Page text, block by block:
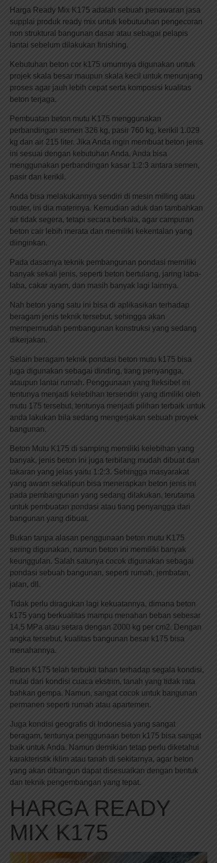
Harga Ready Mix K175 adalah sebuah penawaran jasa
supplai produk ready mix untuk kebutuuhan pengecoran
non struktural bangunan dasar atau sebagai pelapis
lantai sebelum dilakukan finishing.
Kebutuhan beton cor k175 umumnya digunakan untuk
projek skala besar maupun skala kecil untuk menunjang
proses agar jauh lebih cepat serta komposisi kualitas
beton terjaga.
Pembuatan beton mutu K175 menggunakan
perbandingan semen 326 kg, pasir 760 kg, kerikil 1.029
kg dan air 215 liter. Jika Anda ingin membuat beton jenis
ini sesuai dengan kebutuhan Anda, Anda bisa
menggunakan perbandingan kasar 1:2:3 antara semen,
pasir dan kerikil.
Anda bisa melakukannya sendiri di mesin milling atau
router, ini dia materinya. Kemudian aduk dan tambahkan
air tidak segera, tetapi secara berkala, agar campuran
beton cair lebih merata dan memiliki kekentalan yang
diinginkan.
Pada dasarnya teknik pembangunan pondasi memiliki
banyak sekali jenis, seperti beton bertulang, jaring laba-
laba, cakar ayam, dan masih banyak lagi lainnya.
Nah beton yang satu ini bisa di aplikasikan terhadap
beragam jenis teknik tersebut, sehingga akan
mempermudah pembangunan konstruksi yang sedang
dikerjakan.
Selain beragam teknik pondasi beton mutu k175 bisa
juga digunakan sebagai dinding, tiang penyangga,
ataupun lantai rumah. Penggunaan yang fleksibel ini
tentunya menjadi kelebihan tersendiri yang dimiliki oleh
mutu 175 tersebut, tentunya menjadi pilihan terbaik untuk
anda lakukan bila sedang mengerjakan sebuah proyek
bangunan.
Beton Mutu K175 di samping memiliki kelebihan yang
banyak, jenis beton ini juga terbilang mudah dibuat dan
takaran yang jelas yaitu 1:2:3. Sehingga masyarakat
yang awam sekalipun bisa menerapkan beton jenis ini
pada pembangunan yang sedang dilakukan, terutama
untuk pembuatan pondasi atau tiang penyangga dari
bangunan yang dibuat.
Bukan tanpa alasan penggunaan beton mutu K175
sering digunakan, namun beton ini memiliki banyak
keunggulan. Salah satunya cocok digunakan sebagai
pondasi sebuah bangunan, seperti rumah, jembatan,
jalan, dll.
Tidak perlu diragukan lagi kekuatannya, dimana beton
k175 yang berkualitas mampu menahan beban sebesar
14,5 MPa atau setara dengan 2000 kg per cm2. Dengan
angka tersebut, kualitas bangunan besar k175 bisa
menahannya.
Beton K175 telah terbukti tahan terhadap segala kondisi,
mulai dari kondisi cuaca ekstrim, tanah yang tidak rata
bahkan gempa. Namun, sangat cocok untuk bangunan
permanen seperti rumah atau apartemen.
Juga kondisi geografis di Indonesia yang sangat
beragam, tentunya penggunaan beton k175 bisa sangat
baik untuk Anda. Namun demikian tetap perlu diketahui
karakteristik iklim atau tanah di sekitarnya, agar beton
yang akan dibangun dapat disesuaikan dengan bentuk
dan teknik pengembangan yang tepat.
HARGA READY
MIX K175